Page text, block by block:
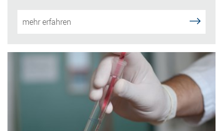
mehr erfahren